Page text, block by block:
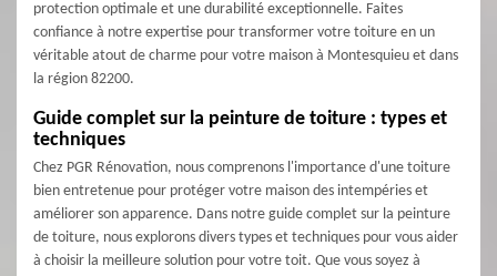
protection optimale et une durabilité exceptionnelle. Faites
confiance à notre expertise pour transformer votre toiture en un
véritable atout de charme pour votre maison à Montesquieu et dans
la région 82200.
Guide complet sur la peinture de toiture : types et
techniques
Chez PGR Rénovation, nous comprenons l'importance d'une toiture
bien entretenue pour protéger votre maison des intempéries et
améliorer son apparence. Dans notre guide complet sur la peinture
de toiture, nous explorons divers types et techniques pour vous aider
à choisir la meilleure solution pour votre toit. Que vous soyez à